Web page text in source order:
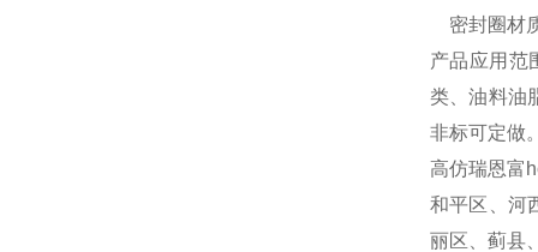
密封圈材
产品应用范
类、油料油
非标可定做
高仿瑞恩富
和平区、河
丽区、蓟县